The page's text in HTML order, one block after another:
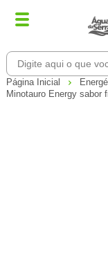
Página Inicial
Minotauro Energy sabor